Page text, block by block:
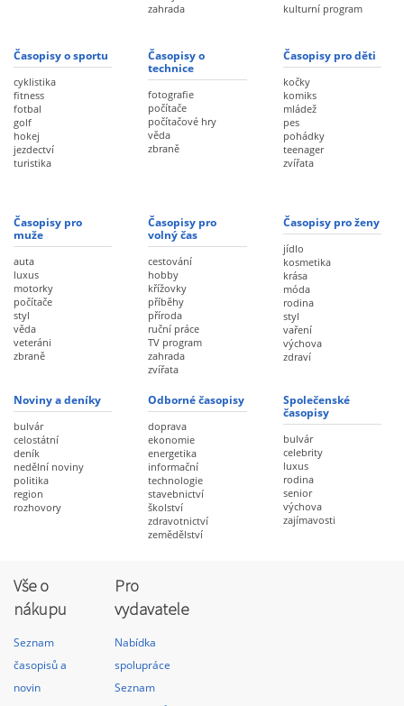
zahrada
kulturní program
Časopisy o sportu
cyklistika
fitness
fotbal
golf
hokej
jezdectví
turistika
Časopisy o
technice
fotografie
počítače
počítačové hry
věda
zbraně
Časopisy pro děti
kočky
komiks
mládež
pes
pohádky
teenager
zvířata
Časopisy pro
muže
auta
luxus
motorky
počítače
styl
věda
veteráni
zbraně
Časopisy pro
volný čas
cestování
hobby
křížovky
příběhy
příroda
ruční práce
TV program
zahrada
zvířata
Časopisy pro ženy
jídlo
kosmetika
krása
móda
rodina
styl
vaření
výchova
zdraví
Noviny a deníky
bulvár
celostátní
deník
nedělní noviny
politika
region
rozhovory
Odborné časopisy
doprava
ekonomie
energetika
informační
technologie
stavebnictví
školství
zdravotnictví
zemědělství
Společenské
časopisy
bulvár
celebrity
luxus
rodina
senior
výchova
zajímavosti
Vše o
nákupu
Seznam
časopisů a
novin
Pro
vydavatele
Nabídka
spolupráce
Seznam